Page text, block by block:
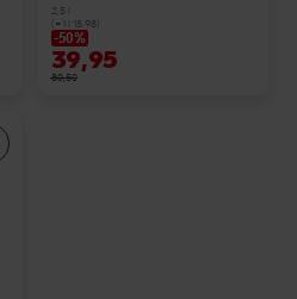
2,5 l
(=1 l 15.98)
-50%
39,95
80,50